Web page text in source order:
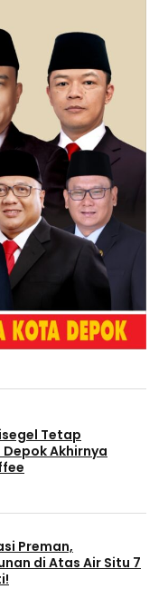
Tetap
Akhirnya
Preman,
di Atas Air Situ 7